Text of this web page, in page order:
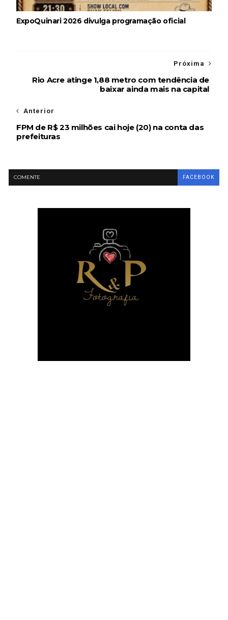
ExpoQuinari 2026 divulga programação oficial
Próxima
Rio Acre atinge 1,88 metro com tendência de
baixar ainda mais na capital
Anterior
FPM de R$ 23 milhões cai hoje (20) na conta das
prefeituras
COMENTE FACEBOOK